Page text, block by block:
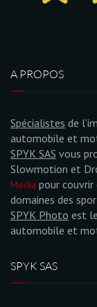
A PROPOS
Spécialistes de
automobile et
SPYK SAS vous
Slowmotion et
Media pour
domaines des
SPYK Photo est
automobile et
SPYK SAS